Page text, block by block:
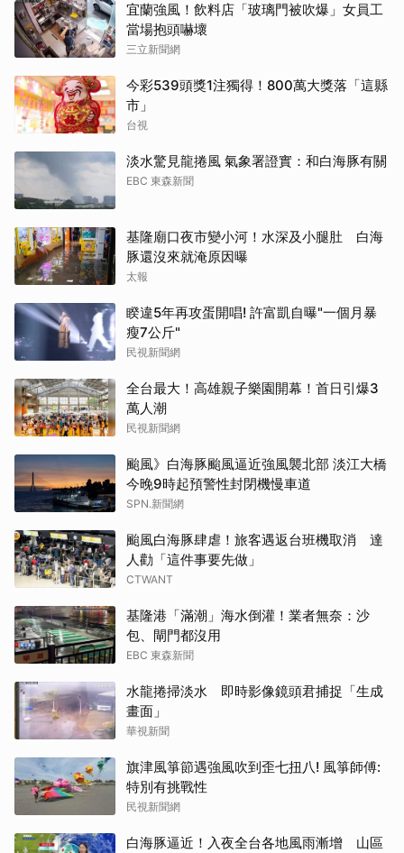
宜蘭強風！飲料店「玻璃門被吹爆」女員工
當場抱頭嚇壞
三立新聞網
今彩539頭獎1注獨得！800萬大獎落「這縣
市」
台視
淡水驚見龍捲風 氣象署證實：和白海豚有關
EBC 東森新聞
基隆廟口夜市變小河！水深及小腿肚 白海
豚還沒來就淹原因曝
太報
睽違5年再攻蛋開唱! 許富凱自曝"一個月暴
瘦7公斤"
民視新聞網
全台最大！高雄親子樂園開幕！首日引爆3
萬人潮
民視新聞網
颱風》白海豚颱風逼近強風襲北部 淡江大橋
今晚9時起預警性封閉機慢車道
SPN.新聞網
颱風白海豚肆虐！旅客遇返台班機取消 達
人勸「這件事要先做」
CTWANT
基隆港「滿潮」海水倒灌！業者無奈：沙
包、閘門都沒用
EBC 東森新聞
水龍捲掃淡水 即時影像鏡頭君捕捉「生成
畫面」
華視新聞
旗津風箏節遇強風吹到歪七扭八! 風箏師傅:
特別有挑戰性
民視新聞網
白海豚逼近！入夜全台各地風雨漸增 山區